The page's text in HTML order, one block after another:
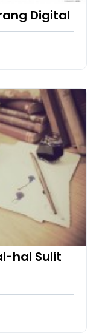
Digital
hal Sulit